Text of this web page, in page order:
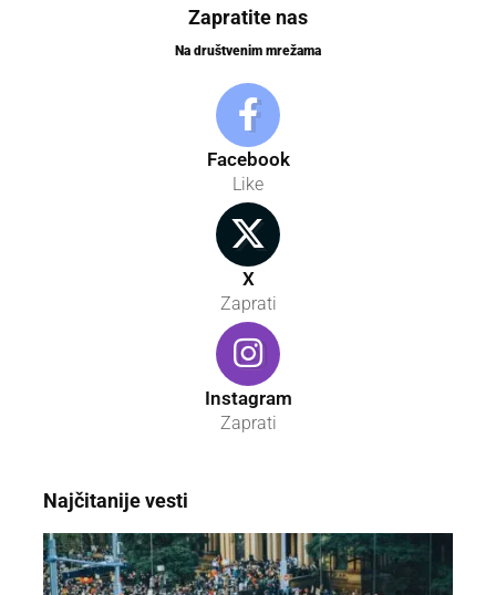
Zapratite nas
Na društvenim mrežama
Facebook
Like
X
Zaprati
Instagram
Zaprati
Najčitanije vesti